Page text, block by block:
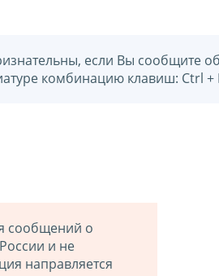
если Вы сообщите
комбинацию клавиш: Ctrl
сообщений о
и не
направляется